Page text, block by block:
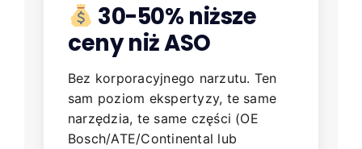
30-50% niższe
ceny niż ASO
Bez korporacyjnego narzutu. Ten
sam poziom ekspertyzy, te same
narzędzia, te same części (OE
Bosch/ATE/Continental lub